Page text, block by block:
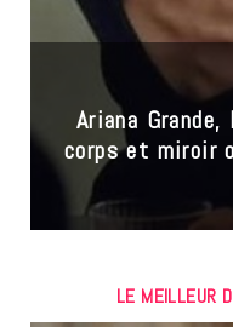
Ariana
corps et miroir
LE MEILLEUR